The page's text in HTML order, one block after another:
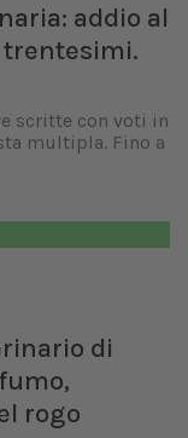
addio al
trentesimi.
scritte con voti in
multipla. Fino a
di
rogo